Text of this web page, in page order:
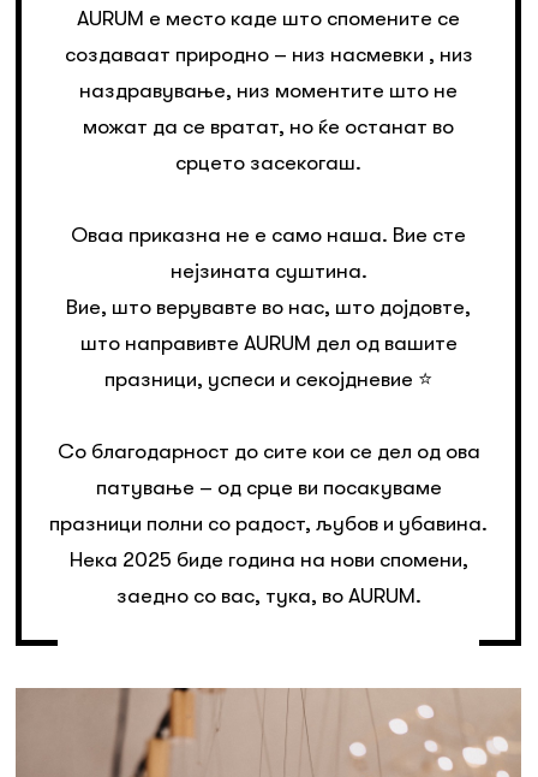
AURUM е место каде што спомените се
создаваат природно – низ насмевки , низ
наздравување, низ моментите што не
можат да се вратат, но ќе останат во
срцето засекогаш.
Оваа приказна не е само наша. Вие сте
нејзината суштина.
Вие, што верувавте во нас, што дојдовте,
што направивте AURUM дел од вашите
празници, успеси и секојдневие ⭐️
Со благодарност до сите кои се дел од ова
патување – од срце ви посакуваме
празници полни со радост, љубов и убавина.
Нека 2025 биде година на нови спомени,
заедно со вас, тука, во AURUM.